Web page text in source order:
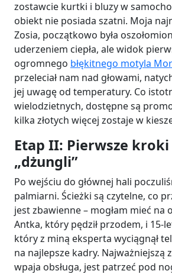
zostawcie kurtki i bluzy w
obiekt nie posiada szatni. Moja
Zosia, początkowo była
uderzeniem ciepła, ale widok
ogromnego błękitnego motyla
przeleciał nam nad głowami,
jej uwagę od temperatury. Co
wielodzietnych, dostępne są
kilka złotych więcej zostaje w
Etap II: Pierwsze
„dżungli”
Po wejściu do głównej hali
palmiarni. Ścieżki są czytelne, co
jest zbawienne – mogłam mieć na
Antka, który pędził przodem, i 15-
który z miną eksperta wyciągnął
na najlepsze kadry. Najważniejszą
wpaja obsługa, jest patrzeć pod